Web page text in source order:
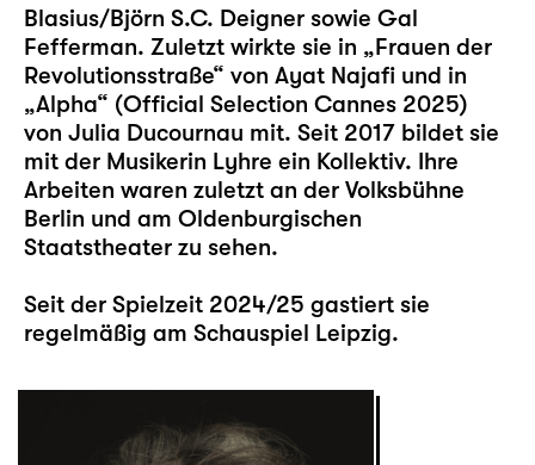
Blasius/Björn S.C. Deigner sowie Gal
Fefferman. Zuletzt wirkte sie in „Frauen der
Revolutionsstraße“ von Ayat Najafi und in
„Alpha“ (Official Selection Cannes 2025)
von Julia Ducournau mit. Seit 2017 bildet sie
mit der Musikerin Lyhre ein Kollektiv. Ihre
Arbeiten waren zuletzt an der Volksbühne
Berlin und am Oldenburgischen
Staatstheater zu sehen.
Seit der Spielzeit 2024/25 gastiert sie
regelmäßig am Schauspiel Leipzig.